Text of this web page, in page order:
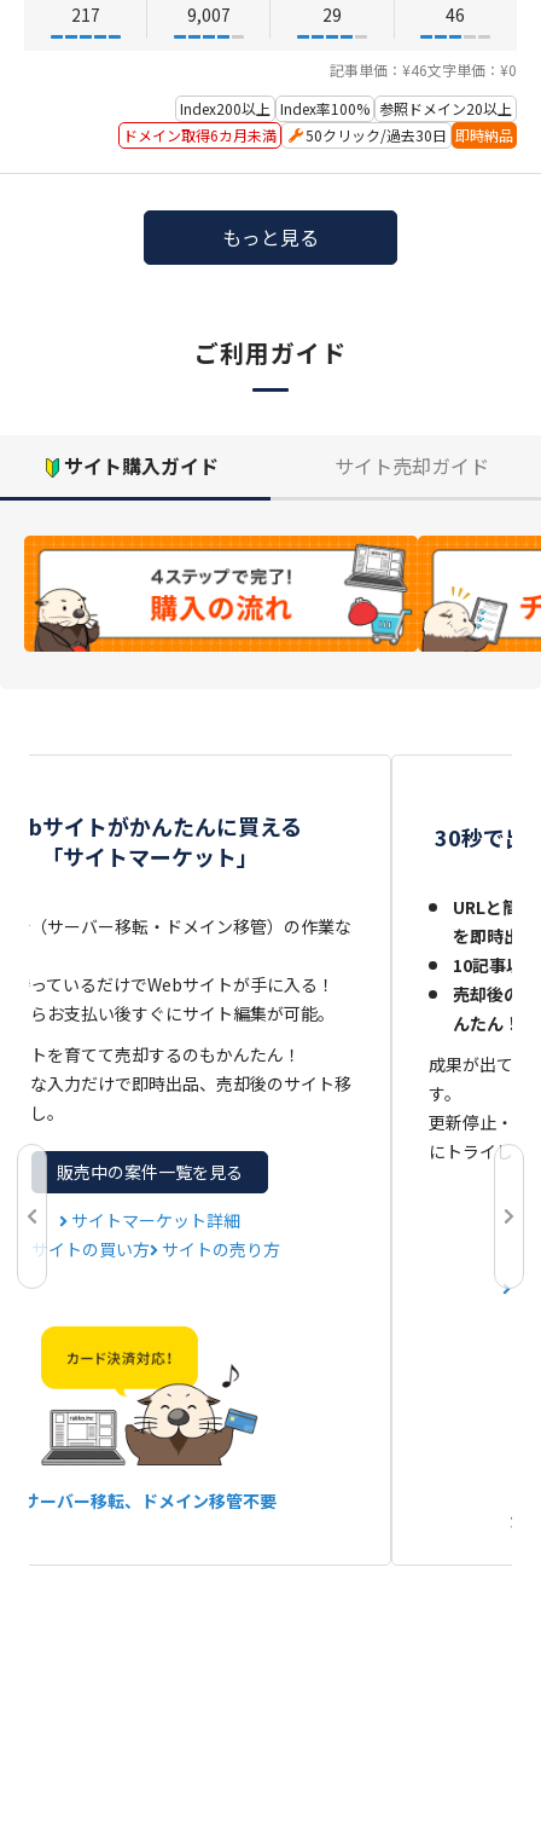
217 9,007 29 46
記事単価：¥46文字単価：¥0
Index200以上 Index率100% 参照ドメイン20以上
ドメイン取得6カ月未満
50クリック/過去30日 即時納品
もっと見る
ご利用ガイド
サイト購入ガイド サイト売却ガイド
サイトがかんたんに買える
「サイトマーケット」
行（サーバー移転・ドメイン移管）の作業な
待っているだけでWebサイトが手に入る！
ならお支払い後すぐにサイト編集が可能。
イトを育てて売却するのもかんたん！
単な入力だけで即時出品、売却後のサイト移
なし。
販売中の案件一覧を見る
サイトマーケット詳細
サイトの買い方 サイトの売り方
サーバー移転、 ドメイン移管不要
30秒で出
URLと簡
を即時出
10記事以
売却後の
んたん！
成果が出てい
す。
更新停止・閉
にトライして
サ
か